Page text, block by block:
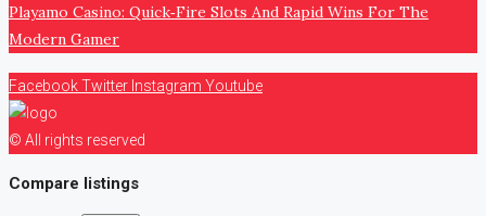
Playamo Casino: Quick‑Fire Slots And Rapid Wins For The
Modern Gamer
FacebookTwitter Instagram Youtube
© All rights reserved
Compare listings